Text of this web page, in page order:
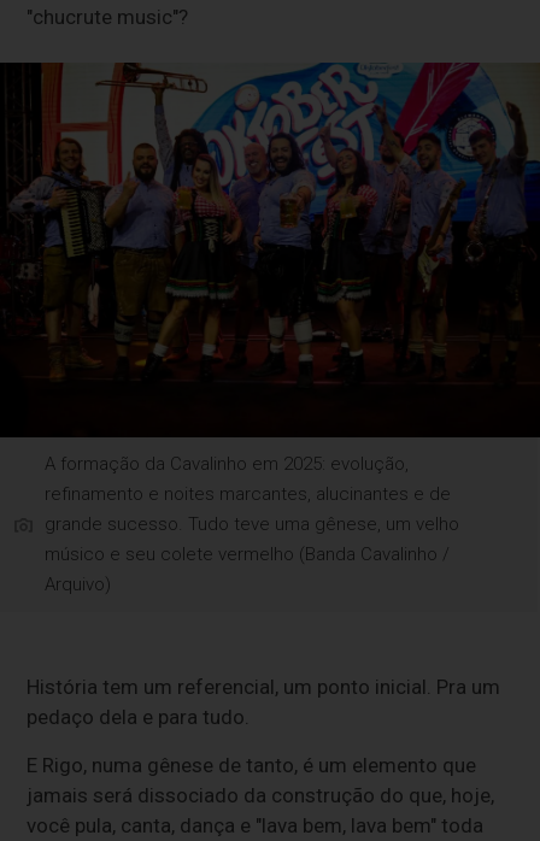
"chucrute music"?
A formação da Cavalinho em 2025: evolução,
refinamento e noites marcantes, alucinantes e de
grande sucesso. Tudo teve uma gênese, um velho
músico e seu colete vermelho (Banda Cavalinho /
Arquivo)
História tem um referencial, um ponto inicial. Pra um
pedaço dela e para tudo.
E Rigo, numa gênese de tanto, é um elemento que
jamais será dissociado da construção do que, hoje,
você pula, canta, dança e "lava bem, lava bem" toda